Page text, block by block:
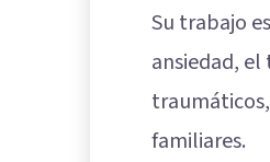
Su trabajo
ansiedad,
familiares.